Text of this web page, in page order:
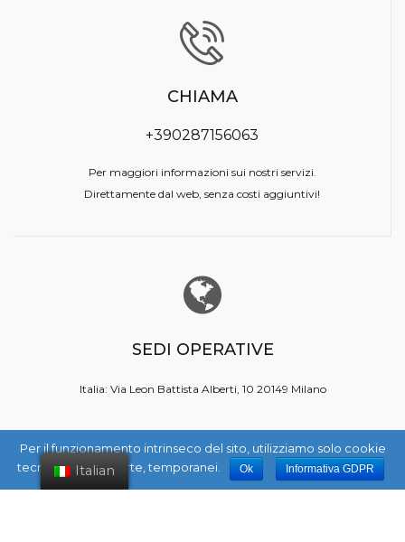
CHIAMA
+390287156063
Per maggiori informazioni sui nostri servizi.
Direttamente dal web, senza costi aggiuntivi!
SEDI OPERATIVE
Italia: Via Leon Battista Alberti, 10 20149 Milano
Italian
Per il funzionamento intrinseco del sito, utilizziamo solo cookie
tecnici di prima parte, temporanei.
Ok Informativa GDPR